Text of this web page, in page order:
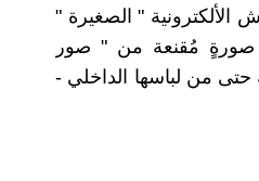
" الصغيرة "
صورةٍ مُقنعة من " صور
حتى من لباسها الداخلي -